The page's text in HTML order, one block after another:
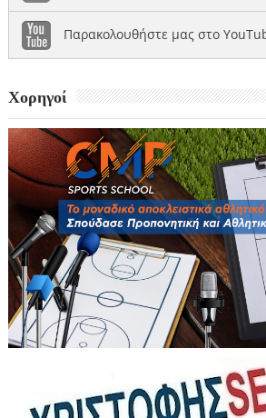
Παρακολουθήστε μας στο
Χορηγοί